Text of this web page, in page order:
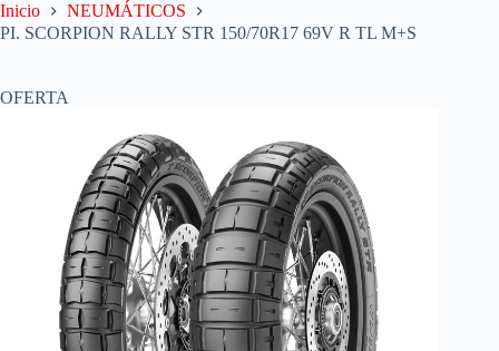
Inicio
NEUMÁTICOS
PI. SCORPION RALLY STR 150/70R17 69V R TL M+S
OFERTA